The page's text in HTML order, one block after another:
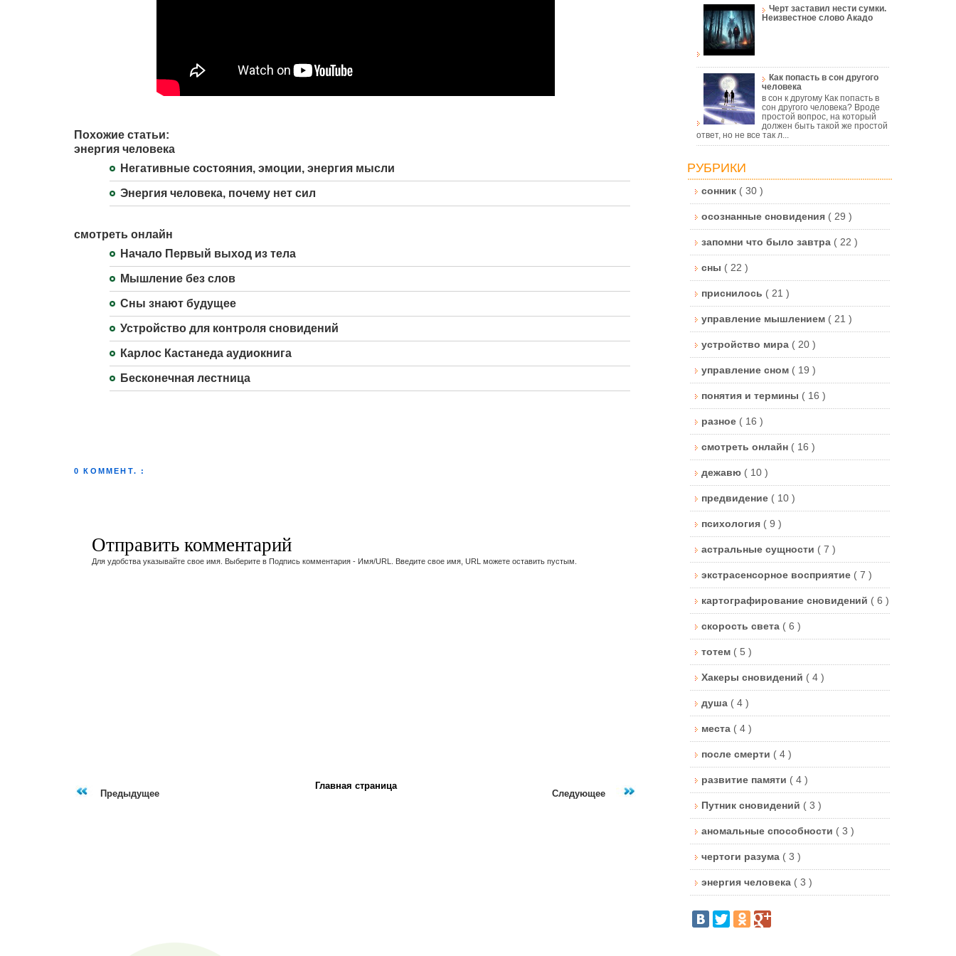
Похожие статьи:
энергия человека
Негативные состояния, эмоции, энергия мысли
Энергия человека, почему нет сил
смотреть онлайн
Начало Первый выход из тела
Мышление без слов
Сны знают будущее
Устройство для контроля сновидений
Карлос Кастанеда аудиокнига
Бесконечная лестница
0 КОММЕНТ. :
Отправить комментарий
Для удобства указывайте свое имя. Выберите в Подпись комментария - Имя/URL. Введите свое имя, URL можете оставить пустым.
Следующее
Предыдущее
Главная страница
Черт заставил нести сумки.
Неизвестное слово Акадо
Как попасть в сон другого
человека
в сон к другому Как попасть в
сон другого человека? Вроде
простой вопрос, на который
должен быть такой же простой
ответ, но не все так л...
РУБРИКИ
сонник ( 30 )
осознанные сновидения ( 29 )
запомни что было завтра ( 22 )
сны ( 22 )
приснилось ( 21 )
управление мышлением ( 21 )
устройство мира ( 20 )
управление сном ( 19 )
понятия и термины ( 16 )
разное ( 16 )
смотреть онлайн ( 16 )
дежавю ( 10 )
предвидение ( 10 )
психология ( 9 )
астральные сущности ( 7 )
экстрасенсорное восприятие ( 7 )
картографирование сновидений ( 6 )
скорость света ( 6 )
тотем ( 5 )
Хакеры сновидений ( 4 )
душа ( 4 )
места ( 4 )
после смерти ( 4 )
развитие памяти ( 4 )
Путник сновидений ( 3 )
аномальные способности ( 3 )
чертоги разума ( 3 )
энергия человека ( 3 )